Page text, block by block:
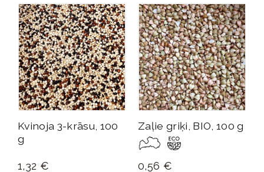
Kvinoja 3-krāsu, 100
g
1,32 €
Zaļie griķi, BIO, 100 g
0,56 €